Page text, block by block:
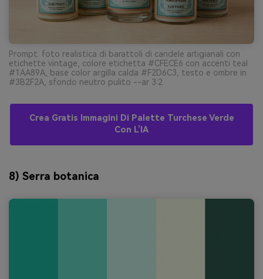
Prompt: foto realistica di barattoli di candele artigianali con
etichette vintage, colore etichetta #CFECE6 con accenti teal
#1AA89A, base color argilla calda #F2D6C3, testo e ombre in
#3B2F2A, sfondo neutro pulito --ar 3:2
Crea Gratis Immagini Di Palette Turchese Verde
Con L’IA
8) Serra botanica